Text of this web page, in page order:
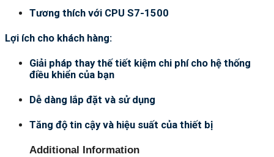
Tương thích với CPU S7-1500
Lợi ích cho khách hàng:
Giải pháp thay thế tiết kiệm chi phí cho hệ thống
điều khiển của bạn
Dễ dàng lắp đặt và sử dụng
Tăng độ tin cậy và hiệu suất của thiết bị
Additional Information